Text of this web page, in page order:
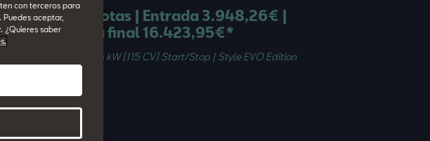
48 cuotas | Entrada 3.948,26€ |
Cuota final 16.423,95€*
1.5 TSI 85 kW (115 CV) Start/Stop | Style EVO Edition
con terceros para
aceptar,
¿Quieres saber